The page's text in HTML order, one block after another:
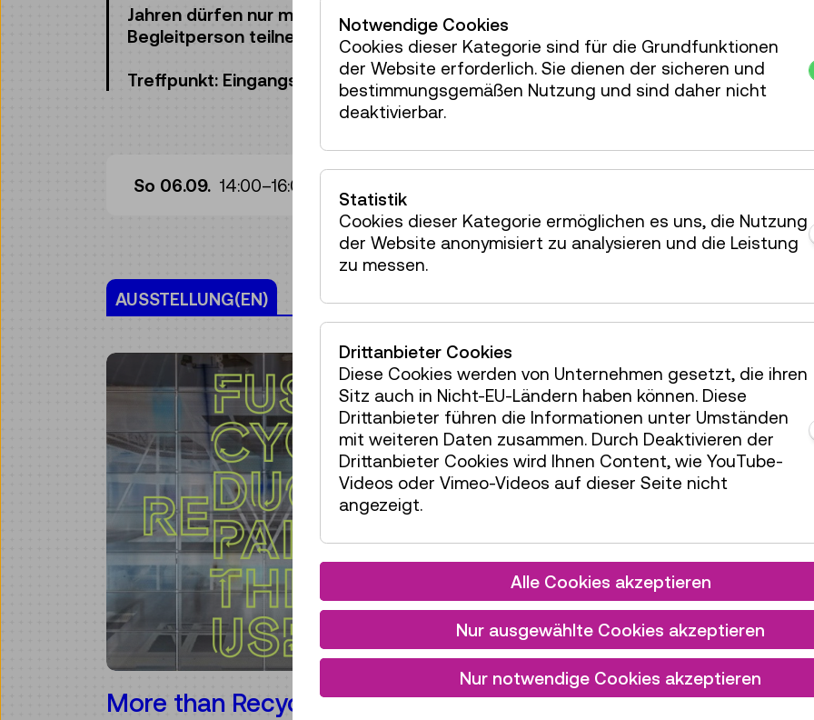
Jahren dürfen nur mit einer erwachsenen
Begleitperson teilnehmen.
Treffpunkt: Eingangshalle, Ebene 0
So 06.09. 14:00–16:00
AUSSTELLUNG(EN) KALENDER
More than Recycling
Notwendige Cookies
Cookies dieser Kategorie sind für die Grundfunktionen
der Website erforderlich. Sie dienen der sicheren und
bestimmungsgemäßen Nutzung und sind daher nicht
deaktivierbar.
Statistik
Cookies dieser Kategorie ermöglichen es uns, die Nutzung
der Website anonymisiert zu analysieren und die Leistung
zu messen.
Drittanbieter Cookies
Diese Cookies werden von Unternehmen gesetzt, die ihren
Sitz auch in Nicht-EU-Ländern haben können. Diese
Drittanbieter führen die Informationen unter Umständen
mit weiteren Daten zusammen. Durch Deaktivieren der
Drittanbieter Cookies wird Ihnen Content, wie YouTube-
Videos oder Vimeo-Videos auf dieser Seite nicht
angezeigt.
Alle Cookies akzeptieren
Nur ausgewählte Cookies akzeptieren
Nur notwendige Cookies akzeptieren